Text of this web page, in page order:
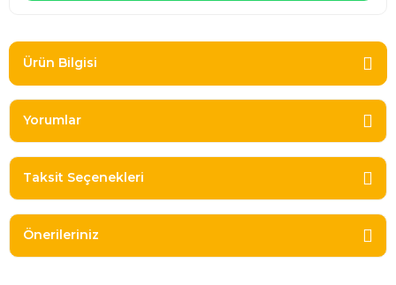
Ürün Bilgisi
Yorumlar
Taksit Seçenekleri
Önerileriniz